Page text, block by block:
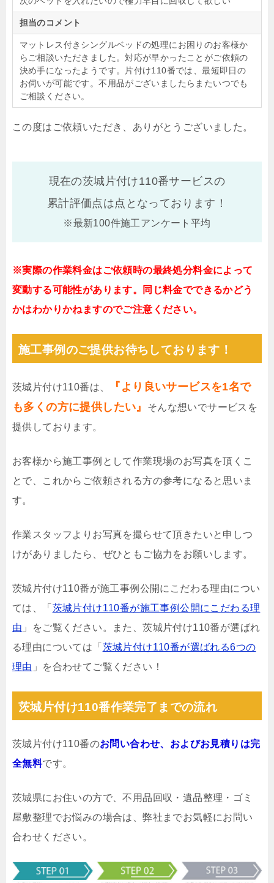
担当のコメント
マットレス付きシングルベッドの処理にお困りのお客様か
らご相談いただきました。対応が早かったことがご依頼の
決め手になったようです。片付け110番では、最短即日の
お伺いが可能です。不用品がございましたらまたいつでも
ご相談ください。
この度はご依頼いただき、ありがとうございました。
現在の茨城片付け110番サービスの
累計評価点は点となっております！
※最新100件施工アンケート平均
※実際の作業料金はご依頼時の最終処分料金によって
変動する可能性があります。同じ料金でできるかどう
かはわかりかねますのでご注意ください。
施工事例のご提供お待ちしております！
茨城片付け110番は、
『より良いサービスを1名で
も多くの方に提供したい』
そんな想いでサービスを
提供しております。
お客様から施工事例として作業現場のお写真を頂くこ
とで、これからご依頼される方の参考になると思いま
す。
作業スタッフよりお写真を撮らせて頂きたいと申しつ
けがありましたら、ぜひともご協力をお願いします。
茨城片付け110番が施工事例公開にこだわる理由につい
ては、「 茨城片付け110番が施工事例公開にこだわる理
由 」をご覧ください。また、茨城片付け110番が選ばれ
る理由については「 茨城片付け110番が選ばれる6つの
理由 」を合わせてご覧ください！
茨城片付け110番作業完了までの流れ
茨城片付け110番のお問い合わせ、およびお見積りは完
全無料です。
茨城県にお住いの方で、不用品回収・遺品整理・ゴミ
屋敷整理でお悩みの場合は、弊社までお気軽にお問い
合わせください。